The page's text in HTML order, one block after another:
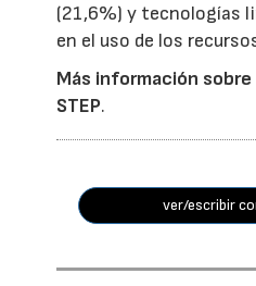
(21,6%) y tecnologías
en el uso de los
Más información
STEP.
ver/escribir